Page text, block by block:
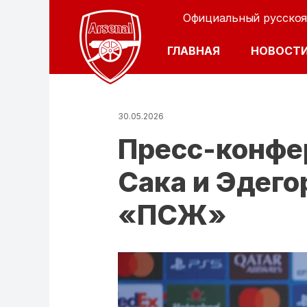
Официальный
ОСНОВНАЯ
ГЛАВНАЯ
30.05.2026
Пресс-
Сака и
«ПСЖ»